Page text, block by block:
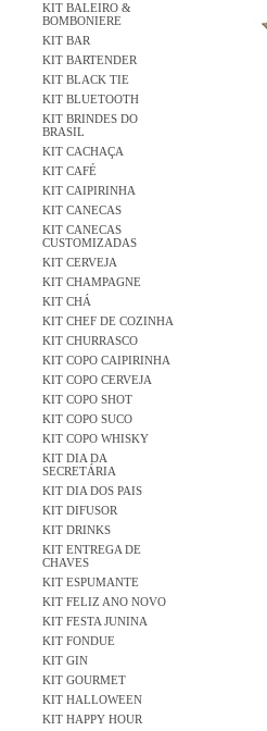
KIT BALEIRO &
BOMBONIERE
KIT BAR
KIT BARTENDER
KIT BLACK TIE
KIT BLUETOOTH
KIT BRINDES DO
BRASIL
KIT CACHAÇA
KIT CAFÉ
KIT CAIPIRINHA
KIT CANECAS
KIT CANECAS
CUSTOMIZADAS
KIT CERVEJA
KIT CHAMPAGNE
KIT CHÁ
KIT CHEF DE COZINHA
KIT CHURRASCO
KIT COPO CAIPIRINHA
KIT COPO CERVEJA
KIT COPO SHOT
KIT COPO SUCO
KIT COPO WHISKY
KIT DIA DA
SECRETÁRIA
KIT DIA DOS PAIS
KIT DIFUSOR
KIT DRINKS
KIT ENTREGA DE
CHAVES
KIT ESPUMANTE
KIT FELIZ ANO NOVO
KIT FESTA JUNINA
KIT FONDUE
KIT GIN
KIT GOURMET
KIT HALLOWEEN
KIT HAPPY HOUR